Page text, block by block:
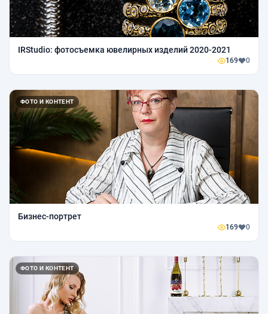
IRStudio: фотосъемка ювелирных изделий 2020-2021
169 0
ФОТО И КОНТЕНТ
Бизнес-портрет
169 0
ФОТО И КОНТЕНТ